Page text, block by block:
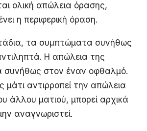
ολική απώλεια όρασης,
η περιφερική όραση.
τα συμπτώματα συνήθως
Η απώλεια της
συνήθως στον έναν οφθαλμό.
μάτι αντιρροπεί την απώλεια
άλλου ματιού, μπορεί αρχικά
αναγνωριστεί.